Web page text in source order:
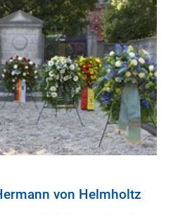
von Helmholtz